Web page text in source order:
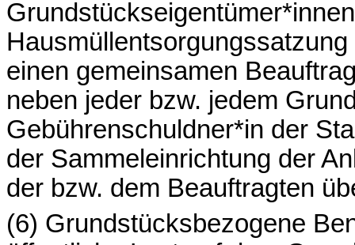
einen gemeinsamen
neben jeder bzw. jedem
Gebührenschuldner*in der
der Sammeleinrichtung der
der bzw. dem Beauftragten
(6) Grundstücksbezogene